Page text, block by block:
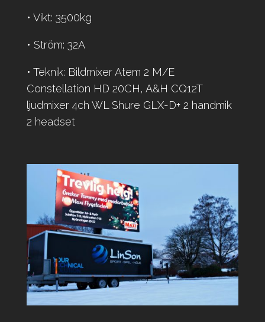
• Vikt: 3500kg
• Ström: 32A
• Teknik: Bildmixer Atem 2 M/E
Constellation HD 20CH, A&H CQ12T
ljudmixer 4ch WL Shure GLX-D+ 2 handmik
2 headset